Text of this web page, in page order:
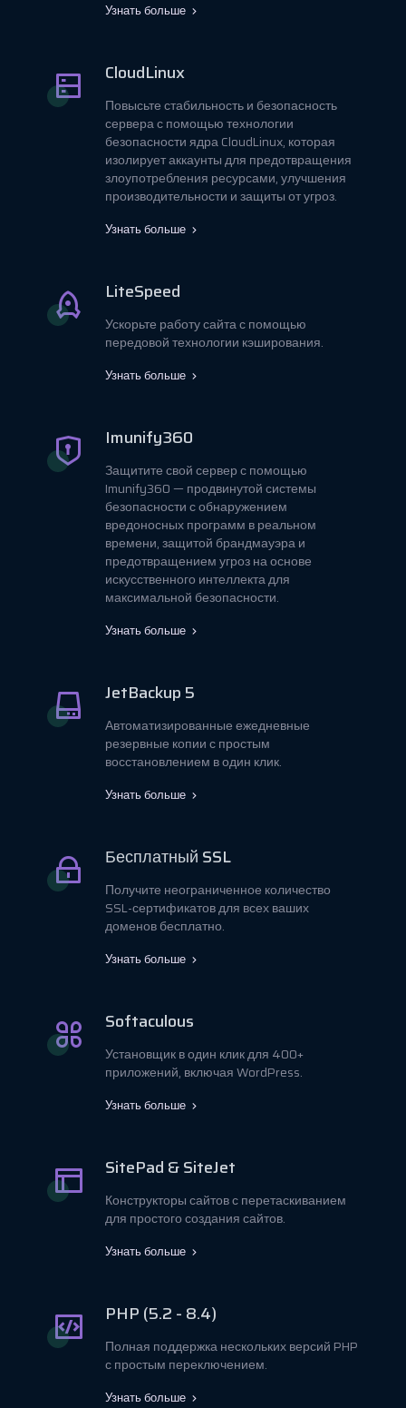
Узнать больше
CloudLinux
Повысьте стабильность и безопасность
сервера с помощью технологии
безопасности ядра CloudLinux, которая
изолирует аккаунты для предотвращения
злоупотребления ресурсами, улучшения
производительности и защиты от угроз.
Узнать больше
LiteSpeed
Ускорьте работу сайта с помощью
передовой технологии кэширования.
Узнать больше
Imunify360
Защитите свой сервер с помощью
Imunify360 — продвинутой системы
безопасности с обнаружением
вредоносных программ в реальном
времени, защитой брандмауэра и
предотвращением угроз на основе
искусственного интеллекта для
максимальной безопасности.
Узнать больше
JetBackup 5
Автоматизированные ежедневные
резервные копии с простым
восстановлением в один клик.
Узнать больше
Бесплатный SSL
Получите неограниченное количество
SSL-сертификатов для всех ваших
доменов бесплатно.
Узнать больше
Softaculous
Установщик в один клик для 400+
приложений, включая WordPress.
Узнать больше
SitePad & SiteJet
Конструкторы сайтов с перетаскиванием
для простого создания сайтов.
Узнать больше
PHP (5.2 - 8.4)
Полная поддержка нескольких версий PHP
с простым переключением.
Узнать больше